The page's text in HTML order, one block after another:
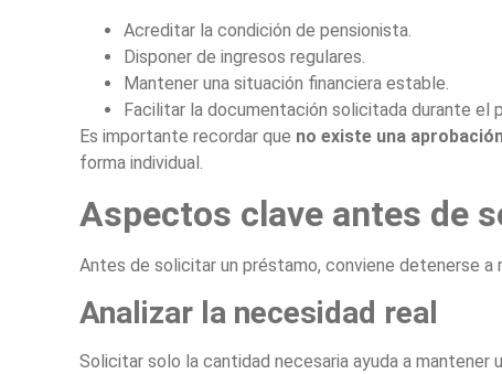
Acreditar la condición de pensionista.
Disponer de ingresos regulares.
Mantener una situación financiera estable.
Facilitar la documentación solicitada durante el
Es importante recordar que no existe una
forma individual.
Aspectos clave antes de
Antes de solicitar un préstamo, conviene detenerse a
Analizar la necesidad real
Solicitar solo la cantidad necesaria ayuda a mantener